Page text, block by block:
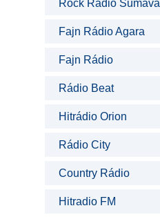
Rock Rádio Šumava
Fajn Rádio Agara
Fajn Rádio
Rádio Beat
Hitrádio Orion
Rádio City
Country Rádio
Hitradio FM